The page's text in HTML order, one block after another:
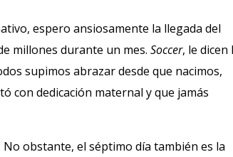
espero ansiosamente la llegada del
millones durante un mes. Soccer, le dicen
supimos abrazar desde que nacimos,
con dedicación maternal y que jamás
obstante, el séptimo día también es la